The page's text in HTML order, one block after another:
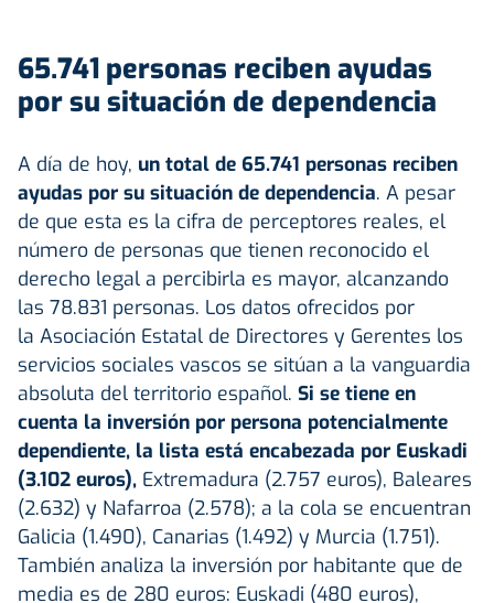
65.741 personas reciben ayudas
por su situación de dependencia
A día de hoy, un total de 65.741 personas reciben
ayudas por su situación de dependencia. A pesar
de que esta es la cifra de perceptores reales, el
número de personas que tienen reconocido el
derecho legal a percibirla es mayor, alcanzando
las 78.831 personas. Los datos ofrecidos por
la Asociación Estatal de Directores y Gerentes los
servicios sociales vascos se sitúan a la vanguardia
absoluta del territorio español. Si se tiene en
cuenta la inversión por persona potencialmente
dependiente, la lista está encabezada por Euskadi
(3.102 euros), Extremadura (2.757 euros), Baleares
(2.632) y Nafarroa (2.578); a la cola se encuentran
Galicia (1.490), Canarias (1.492) y Murcia (1.751).
También analiza la inversión por habitante que de
media es de 280 euros: Euskadi (480 euros),